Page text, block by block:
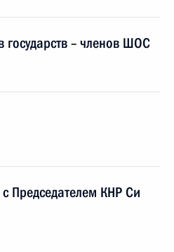
государств – членов ШОС
Председателем КНР Си